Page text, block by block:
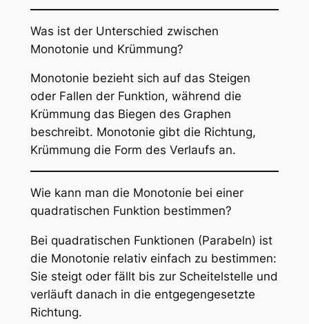
Was ist der Unterschied zwischen
Monotonie und Krümmung?
Monotonie bezieht sich auf das Steigen
oder Fallen der Funktion, während die
Krümmung das Biegen des Graphen
beschreibt. Monotonie gibt die Richtung,
Krümmung die Form des Verlaufs an.
Wie kann man die Monotonie bei einer
quadratischen Funktion bestimmen?
Bei quadratischen Funktionen (Parabeln) ist
die Monotonie relativ einfach zu bestimmen:
Sie steigt oder fällt bis zur Scheitelstelle und
verläuft danach in die entgegengesetzte
Richtung.